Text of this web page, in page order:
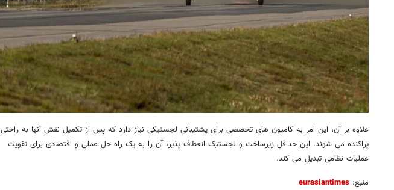
علاوه بر آن، این امر به کامیون های تخصصی برای پشتیبانی لجستیکی نیاز دارد که پس از تکمیل نقش آنها به راحتی
پراکنده می شوند. این حداقل زیرساخت و لجستیک انعطاف پذیر، آن را به یک راه حل عملی و اقتصادی برای تقویت
عملیات نظامی تبدیل می کند.
منبع: eurasiantimes